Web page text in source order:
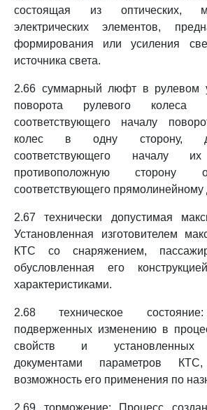
состоящая из оптических,
электрических элементов,
формирования или усиления
источника света.
2.66 суммарный люфт в рулевом
поворота рулевого колеса
соответствующего началу
колес в одну сторону,
соответствующего началу
противоположную сторону
соответствующего
2.67 технически допустимая
Установленная изготовителем
КТС со снаряжением,
обусловленная его
характеристиками.
2.68 техническое
подверженных изменению в
свойств и установленных
документами параметров
возможность его применения по
2.69 торможение: Процесс